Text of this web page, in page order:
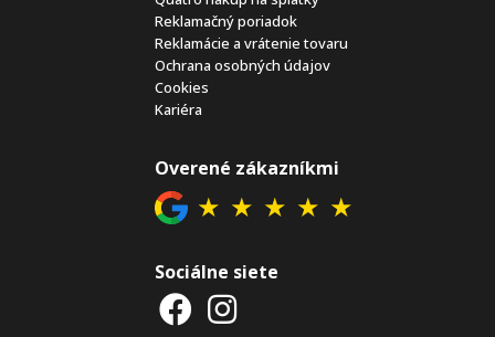
Reklamačný poriadok
Reklamácie a vrátenie tovaru
Ochrana osobných údajov
Cookies
Kariéra
Overené zákazníkmi
★ ★ ★ ★ ★
Sociálne siete